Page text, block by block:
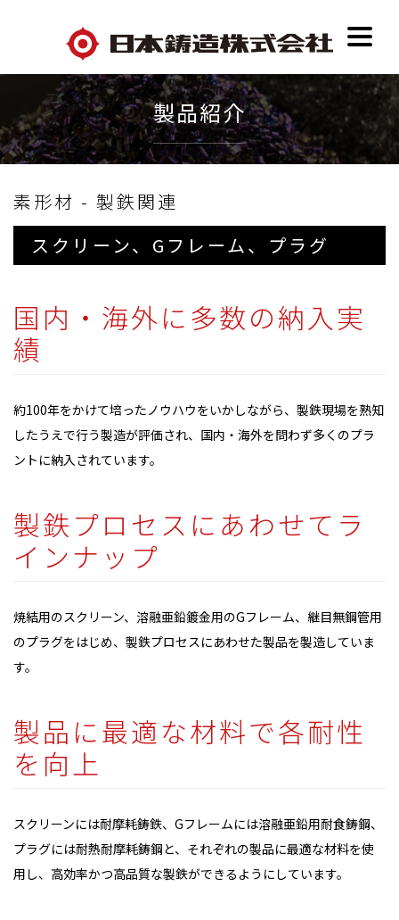
製品紹介
素形材 - 製鉄関連
スクリーン、Gフレーム、プラグ
国内・海外に多数の納入実
績
約100年をかけて培ったノウハウをいかしながら、製鉄現場を熟知
したうえで行う製造が評価され、国内・海外を問わず多くのプラ
ントに納入されています。
製鉄プロセスにあわせてラ
インナップ
焼結用のスクリーン、溶融亜鉛鍍金用のGフレーム、継目無鋼管用
のプラグをはじめ、製鉄プロセスにあわせた製品を製造していま
す。
製品に最適な材料で各耐性
を向上
スクリーンには耐摩耗鋳鉄、Gフレームには溶融亜鉛用耐食鋳鋼、
プラグには耐熱耐摩耗鋳鋼と、それぞれの製品に最適な材料を使
用し、高効率かつ高品質な製鉄ができるようにしています。